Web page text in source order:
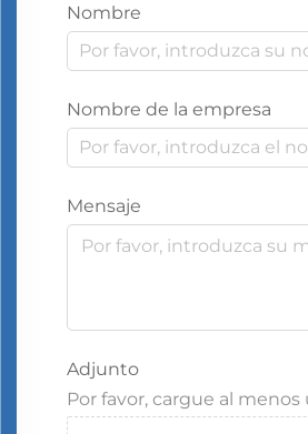
Nombre
Nombre de la empresa
Mensaje
Adjunto
Por favor, cargue al